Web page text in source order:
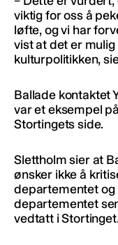
viktig for oss å
løfte, og vi har
vist at det er
kulturpolitikken,
Ballade kontaktet
var et eksempel
Stortingets side.
Slettholm sier at
ønsker ikke å
departementet og
departementet
vedtatt i